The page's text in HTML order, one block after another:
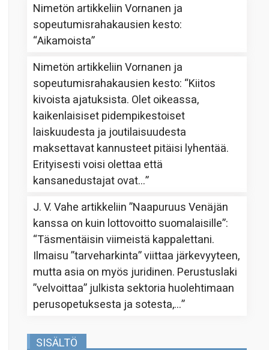
Nimetön artikkeliinVornanen ja
sopeutumisrahakausien kesto:
“Aikamoista”
Nimetön artikkeliinVornanen ja
sopeutumisrahakausien kesto: “Kiitos
kivoista ajatuksista. Olet oikeassa,
kaikenlaisiset pidempikestoiset
laiskuudesta ja joutilaisuudesta
maksettavat kannusteet pitäisi lyhentää.
Erityisesti voisi olettaa että
kansanedustajat ovat…”
J. V. Vahe artikkeliin”Naapuruus Venäjän
kanssa on kuin lottovoitto suomalaisille”:
“Täsmentäisin viimeistä kappalettani.
Ilmaisu ”tarveharkinta” viittaa järkevyyteen,
mutta asia on myös juridinen. Perustuslaki
”velvoittaa” julkista sektoria huolehtimaan
perusopetuksesta ja sotesta,…”
SISÄLTÖ